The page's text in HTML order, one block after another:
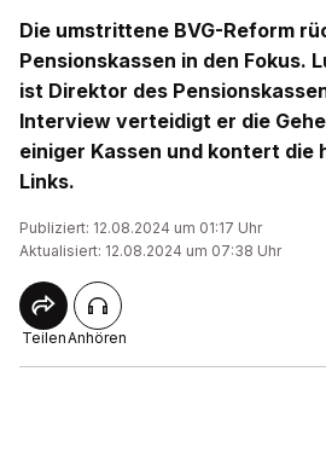
Die umstrittene BVG-Reform
Pensionskassen in den Fokus.
ist Direktor des
Interview verteidigt er die
einiger Kassen und kontert die
Links.
Publiziert: 12.08.2024 um 01:17 Uhr
Aktualisiert: 12.08.2024 um 07:38 Uhr
TeilenAnhören